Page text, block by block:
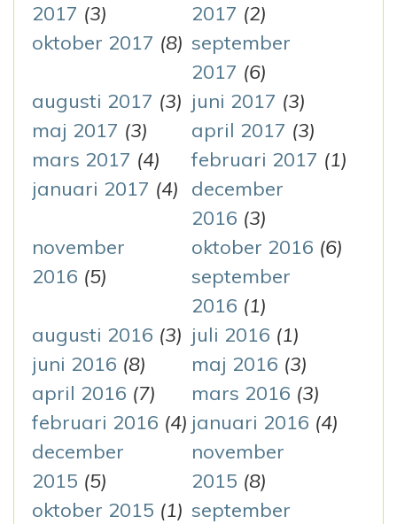
2017 (3)
2017 (2)
oktober 2017 (8) september
2017 (6)
augusti 2017 (3) juni 2017 (3)
maj 2017 (3) april 2017 (3)
mars 2017 (4) februari 2017 (1)
januari 2017 (4)
december
2016 (3)
november
2016 (5)
oktober 2016 (6)
september
2016 (1)
augusti 2016 (3) juli 2016 (1)
juni 2016 (8) maj 2016 (3)
april 2016 (7) mars 2016 (3)
februari 2016 (4) januari 2016 (4)
december
2015 (5)
november
2015 (8)
oktober 2015 (1) september